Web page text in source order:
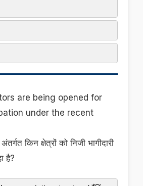
are being opened for
under the recent
किन क्षेत्रों को निजी भागीदारी
है?